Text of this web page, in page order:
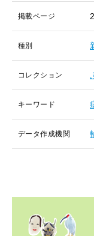
掲載ページ
種別
コレクション
キーワード
データ作成機関